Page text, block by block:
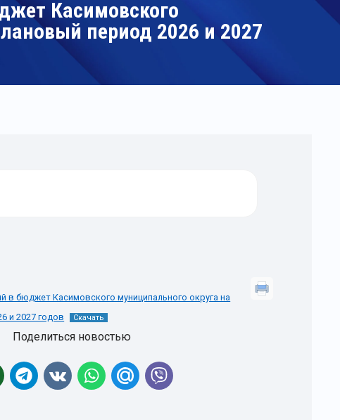
Касимовского
период 2026 и 2027
в бюджет Касимовского муниципального округа на
и 2027 годов
Скачать
Поделиться новостью